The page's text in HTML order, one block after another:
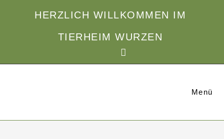
HERZLICH WILLKOMMEN IM
TIERHEIM WURZEN
Menü